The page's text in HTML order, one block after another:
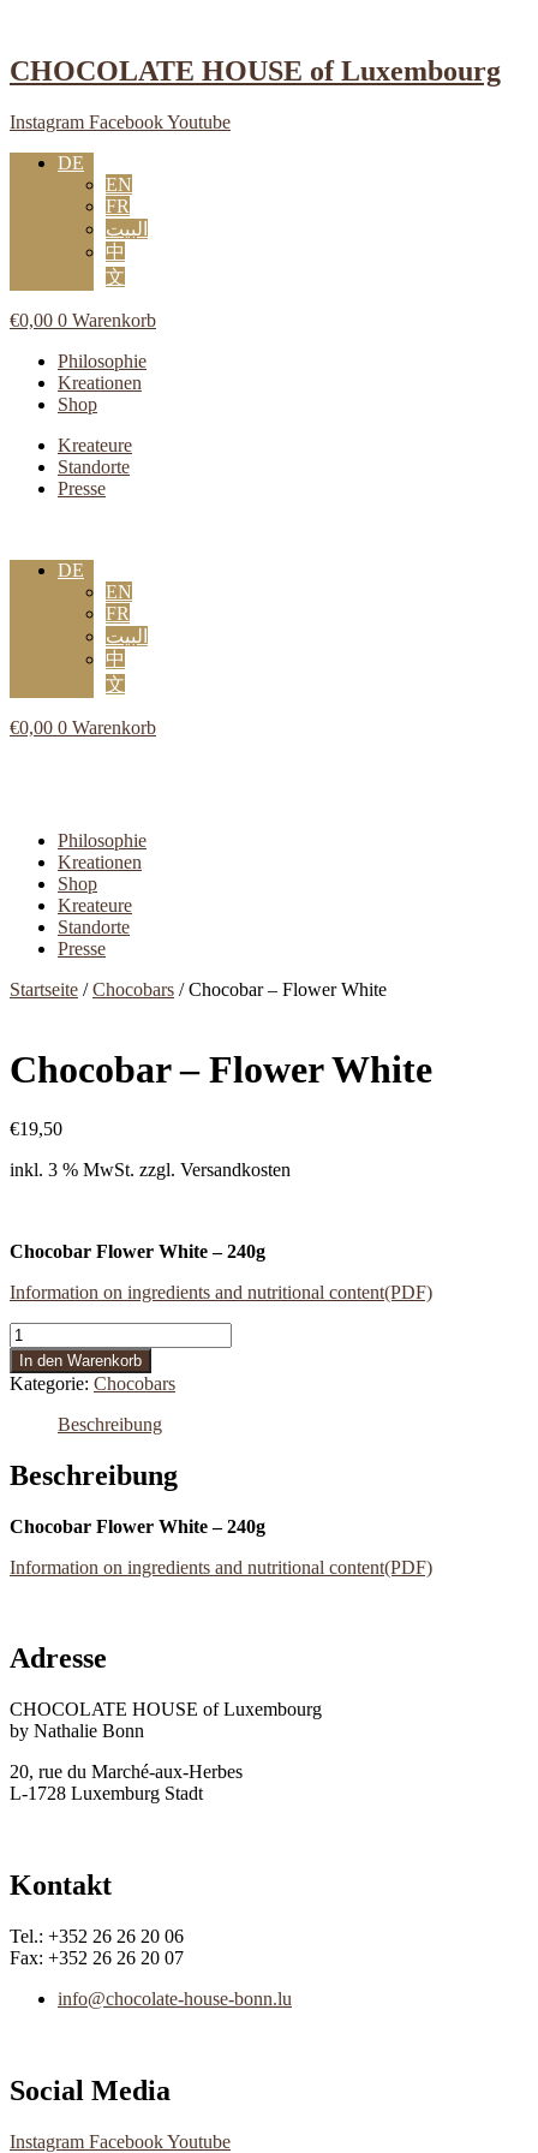
springen
CHOCOLATE HOUSE of Luxembourg
Instagram FacebookYoutube
DE
EN
FR
البيت
中
文
€0,00 0 Warenkorb
Main
Menu
Philosophie
Kreationen
Shop
Main
Menu
Kreateure
Standorte
Presse
DE
EN
FR
البيت
中
文
€0,00 0 Warenkorb
Philosophie
Kreationen
Shop
Kreateure
Standorte
Presse
Startseite /Chocobars / Chocobar – Flower White
Chocobar – Flower White
€19,50
inkl. 3 % MwSt. zzgl. Versandkosten
Chocobar Flower White – 240g
Information on ingredients and nutritional content(PDF)
Chocobar
-
Flower
White
Menge
In den Warenkorb
Kategorie: Chocobars
Beschreibung
Beschreibung
Chocobar Flower White – 240g
Information on ingredients and nutritional content(PDF)
Adresse
CHOCOLATE HOUSE of Luxembourg
by Nathalie Bonn
20, rue du Marché-aux-Herbes
L-1728 Luxemburg Stadt
Kontakt
Tel.: +352 26 26 20 06
Fax: +352 26 26 20 07
info@chocolate-house-bonn.lu
Social Media
Instagram FacebookYoutube